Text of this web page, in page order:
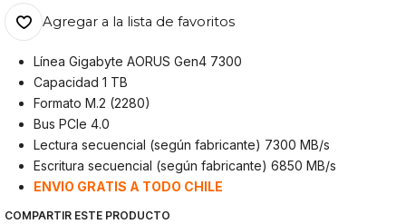
Agregar a la lista de favoritos
Línea Gigabyte AORUS Gen4 7300
Capacidad 1 TB
Formato M.2 (2280)
Bus PCIe 4.0
Lectura secuencial (según fabricante) 7300 MB/s
Escritura secuencial (según fabricante) 6850 MB/s
ENVIO GRATIS A TODO CHILE
COMPARTIR ESTE PRODUCTO